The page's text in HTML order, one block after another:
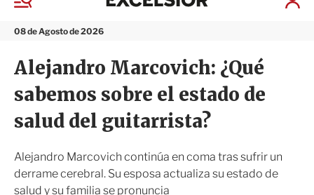
M
n
08 de Agosto de 2026
I
x
i
r
Alejandro Marcovich: ¿Qué
sabemos sobre el estado de
salud del guitarrista?
Alejandro Marcovich continúa en coma tras sufrir un
derrame cerebral. Su esposa actualiza su estado de
salud y su familia se pronuncia